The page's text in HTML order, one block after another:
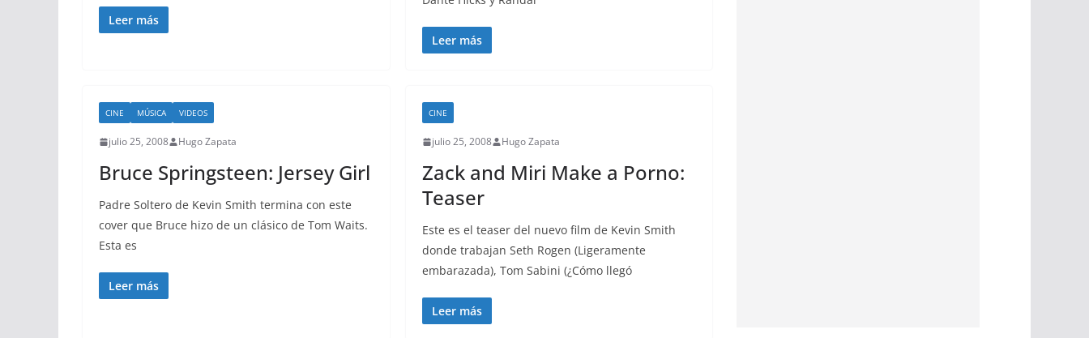
Leer más
Leer más
CINE MÚSICA VIDEOS
julio 25, 2008 Hugo Zapata
Bruce Springsteen: Jersey Girl
Padre Soltero de Kevin Smith termina con este
cover que Bruce hizo de un clásico de Tom Waits.
Esta es
Leer más
CINE
julio 25, 2008 Hugo Zapata
Zack and Miri Make a Porno:
Teaser
Este es el teaser del nuevo film de Kevin Smith
donde trabajan Seth Rogen (Ligeramente
embarazada), Tom Sabini (¿Cómo llegó
Leer más